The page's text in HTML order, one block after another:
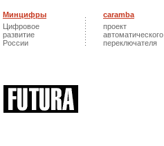
Минцифры
Цифровое
развитие
России
caramba
проект
автоматического
переключателя